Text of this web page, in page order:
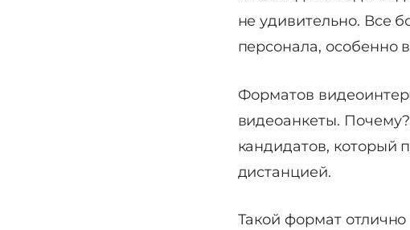
не удивительно. Все
персонала, особенно
Форматов
видеоанкеты.
кандидатов, который
дистанцией.
Такой формат